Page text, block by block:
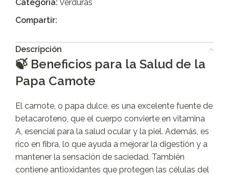
Categoría: Verduras
Compartir:
Descripción
🍃 Beneficios para la Salud de la
Papa Camote
El camote, o papa dulce, es una excelente fuente de
betacaroteno, que el cuerpo convierte en vitamina
A, esencial para la salud ocular y la piel. Además, es
rico en fibra, lo que ayuda a mejorar la digestión y a
mantener la sensación de saciedad. También
contiene antioxidantes que protegen las células del